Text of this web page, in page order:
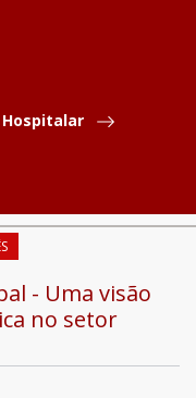
- Uma visão
no setor